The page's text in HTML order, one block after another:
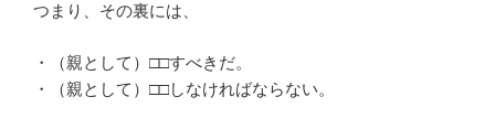
つまり、その裏には、
・（親として）□□すべきだ。
・（親として）□□しなければならない。